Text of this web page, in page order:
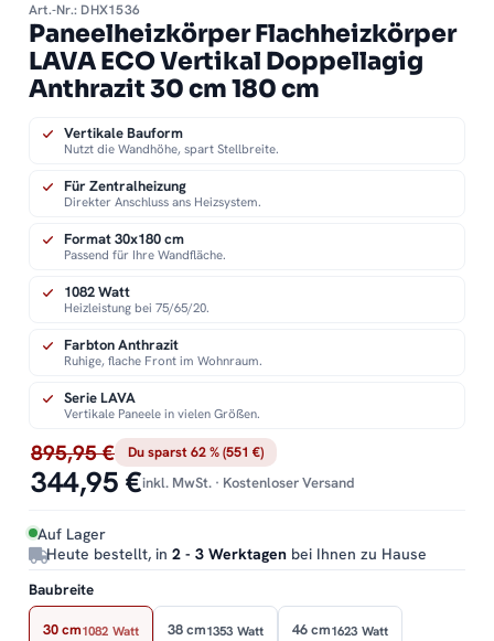
Art.-Nr.: DHX1536
Paneelheizkörper Flachheizkörper
LAVA ECO Vertikal Doppellagig
Anthrazit 30 cm 180 cm
895,95 € Du sparst 62 % (551 €)
344,95 €inkl. MwSt. · Kostenloser Versand
Auf Lager
Heute bestellt, in 2 - 3 Werktagen bei Ihnen zu Hause
Vertikale Bauform
Nutzt die Wandhöhe, spart Stellbreite.
Für Zentralheizung
Direkter Anschluss ans Heizsystem.
Format 30x180 cm
Passend für Ihre Wandfläche.
1082 Watt
Heizleistung bei 75/65/20.
Farbton Anthrazit
Ruhige, flache Front im Wohnraum.
Serie LAVA
Vertikale Paneele in vielen Größen.
Baubreite
30 cm1082 Watt 38 cm1353 Watt 46 cm1623 Watt